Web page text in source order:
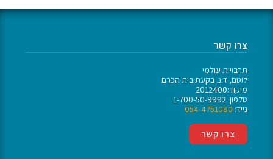
צרו קשר
תרבויות עולמי
לוטם, ד.נ. בקעת בית הכרם
מיקוד:2012400
טלפון: 1-700-50-9992
נייד:054-4751080
צרו קשר